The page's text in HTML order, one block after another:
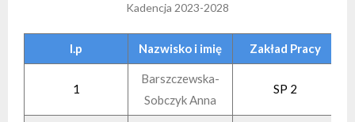
Kadencja 2023-2028
l.p Nazwisko i imię Zakład Pracy
1
Barszczewska-
Sobczyk Anna
SP 2